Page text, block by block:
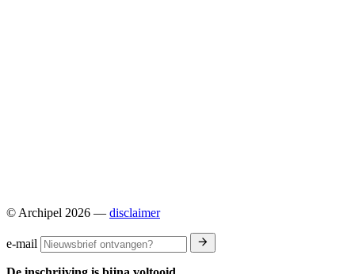
© Archipel 2026 — disclaimer
e-mail